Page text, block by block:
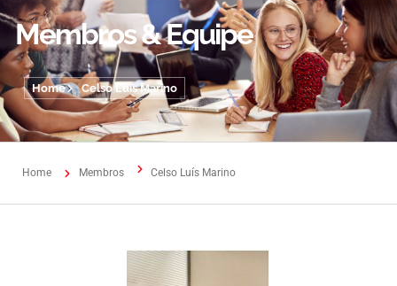
Membros & Equipe
Home Celso Luís Marino
Home Membros Celso Luís Marino